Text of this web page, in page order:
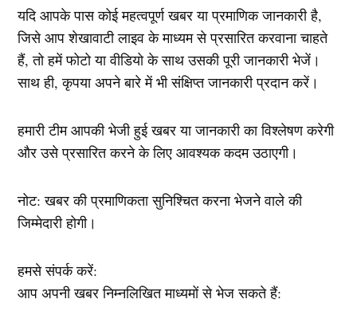
यदि आपके पास कोई महत्वपूर्ण खबर या प्रमाणिक जानकारी है,
जिसे आप शेखावाटी लाइव के माध्यम से प्रसारित करवाना चाहते
हैं, तो हमें फोटो या वीडियो के साथ उसकी पूरी जानकारी भेजें।
साथ ही, कृपया अपने बारे में भी संक्षिप्त जानकारी प्रदान करें।
हमारी टीम आपकी भेजी हुई खबर या जानकारी का विश्लेषण करेगी
और उसे प्रसारित करने के लिए आवश्यक कदम उठाएगी।
नोट: खबर की प्रमाणिकता सुनिश्चित करना भेजने वाले की
जिम्मेदारी होगी।
हमसे संपर्क करें:
आप अपनी खबर निम्नलिखित माध्यमों से भेज सकते हैं: